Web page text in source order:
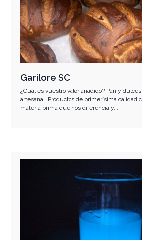
Garilore SC
¿Cuál es vuestro valor añadido? Pan y
artesanal. Productos de primerísima calidad
materia prima que nos diferencia y...